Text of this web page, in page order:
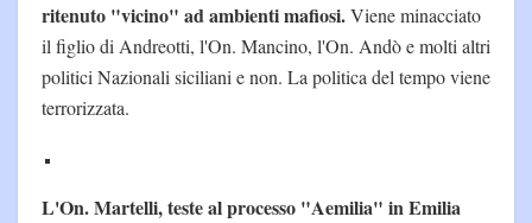
ritenuto "vicino" ad ambienti mafiosi.Viene minacciato
il figlio di Andreotti, l'On. Mancino, l'On. Andò e molti altri
politici Nazionali siciliani e non. La politica del tempo viene
terrorizzata.
L'On. Martelli, teste al processo "Aemilia" in Emilia